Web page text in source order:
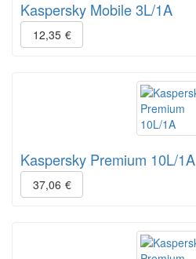
Kaspersky Mobile 3L/1A
12,35 €
Kaspersky Premium 10L/1A
37,06 €